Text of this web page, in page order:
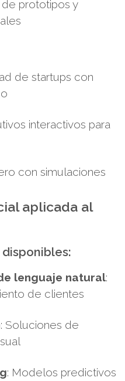
de prototipos y
de startups con
interactivos para
con simulaciones
aplicada al
lenguaje natural:
de clientes
: Soluciones de
: Modelos predictivos